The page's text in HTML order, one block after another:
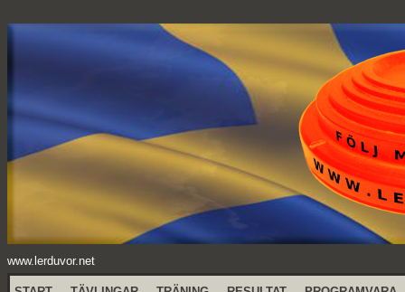
www.lerduvor.net